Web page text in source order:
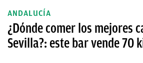
ANDALUCÍA
¿Dónde comer los mejores
Sevilla?: este bar vende 70